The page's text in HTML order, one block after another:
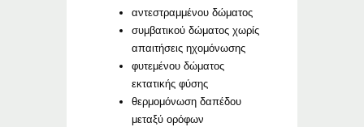
αντεστραμμένου δώματος
συμβατικού δώματος χωρίς
απαιτήσεις ηχομόνωσης
φυτεμένου δώματος
εκτατικής φύσης
θερμομόνωση δαπέδου
μεταξύ ορόφων